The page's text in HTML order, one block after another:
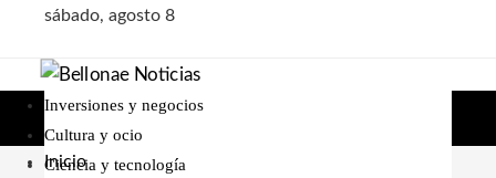
sábado, agosto 8
Inversiones y negocios
Cultura y ocio
Ciencia y tecnología
Inicio